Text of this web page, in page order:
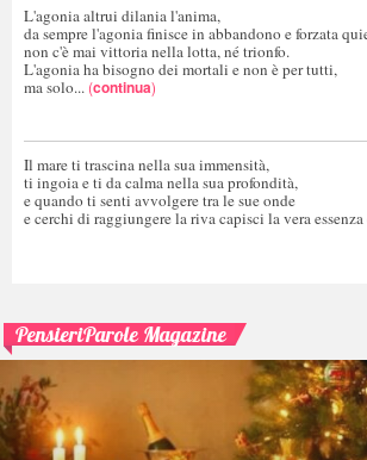
L'agonia altrui dilania l'anima,
da sempre l'agonia finisce in abbandono e forzata
non c'è mai vittoria nella lotta, né trionfo.
L'agonia ha bisogno dei mortali e non è per tutti,
ma solo... (continua)
Il mare ti trascina nella sua immensità,
ti ingoia e ti da calma nella sua profondità,
e quando ti senti avvolgere tra le sue onde
e cerchi di raggiungere la riva capisci la vera
PensieriParole Magazine